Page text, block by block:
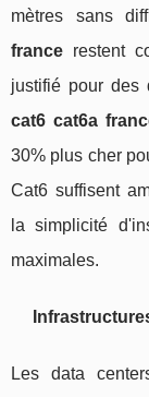
mètres sans
france restent
justifié pour des
cat6 cat6a
30% plus cher
Cat6 suffisent
la simplicité
maximales.
Les data